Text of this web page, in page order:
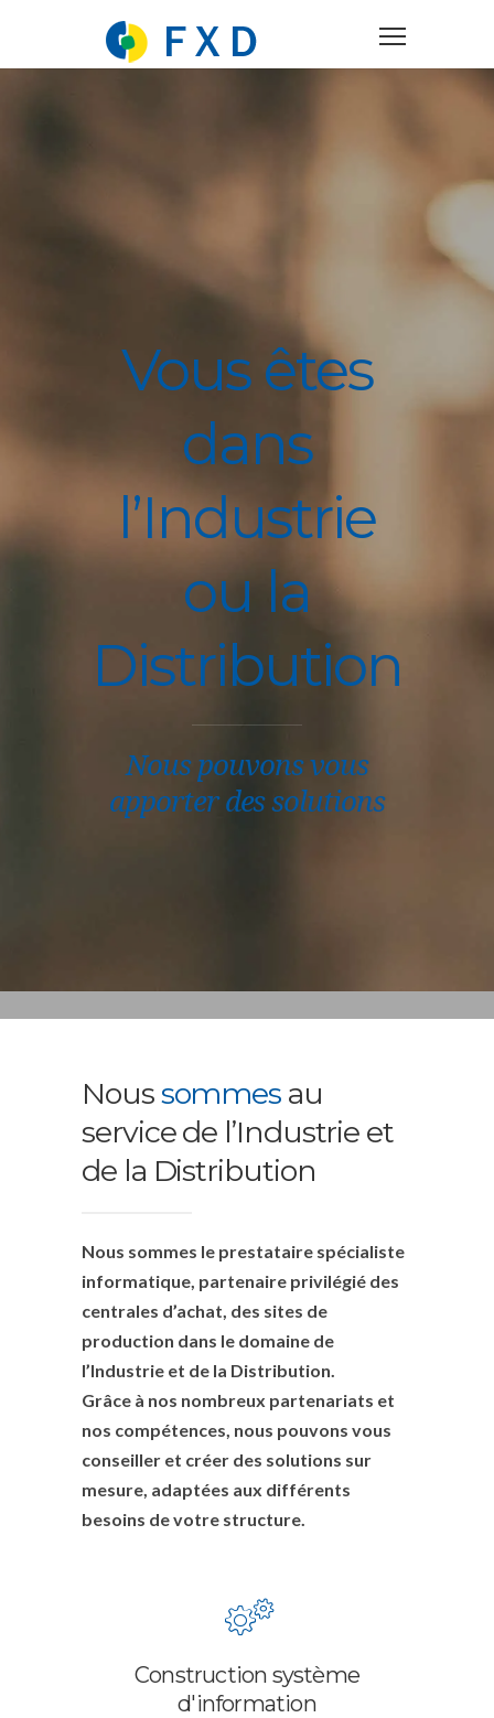
Vous êtes
dans
l’Industrie
ou la
Distribution
Nous pouvons vous
apporter des solutions
Noussommes au
service de l’Industrie et
de la Distribution
Nous sommes le prestataire spécialiste
informatique, partenaire privilégié des
centrales d’achat, des sites de
production dans le domaine de
l’Industrie et de la Distribution.
Grâce à nos nombreux partenariats et
nos compétences, nous pouvons vous
conseiller et créer des solutions sur
mesure, adaptées aux différents
besoins de votre structure.
Construction système
d'information